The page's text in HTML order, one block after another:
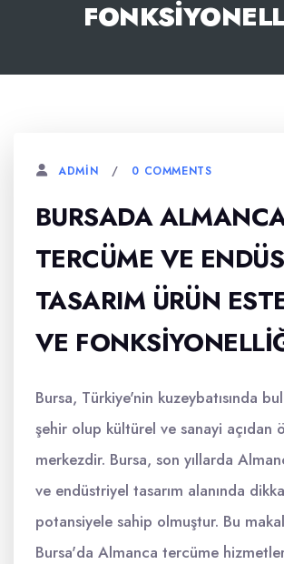
ADMIN 0 COMMENTS
BURSADA
TERCÜME VE
TASARIM ÜRÜN
VE
Bursa, Türkiye'nin kuzeybatısında
şehir olup kültürel ve sanayi açıdan
merkezdir. Bursa, son yıllarda
ve endüstriyel tasarım alanında
potansiyele sahip olmuştur. Bu
Bursa'da Almanca tercüme